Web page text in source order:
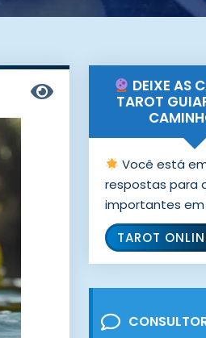
DEIXE AS
TAROT
Você está
respostas para
importantes em
TAROT